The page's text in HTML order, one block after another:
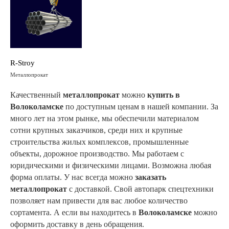
R-Stroy
Металлопрокат
Качественный металлопрокат можно купить в
Волоколамске по доступным ценам в нашей компании. За
много лет на этом рынке, мы обеспечили материалом
сотни крупных заказчиков, среди них и крупные
строительства жилых комплексов, промышленные
объекты, дорожное производство. Мы работаем с
юридическими и физическими лицами. Возможна любая
форма оплаты. У нас всегда можно заказать
металлопрокат с доставкой. Свой автопарк спецтехники
позволяет нам привести для вас любое количество
сортамента. А если вы находитесь в Волоколамске можно
оформить доставку в день обращения.